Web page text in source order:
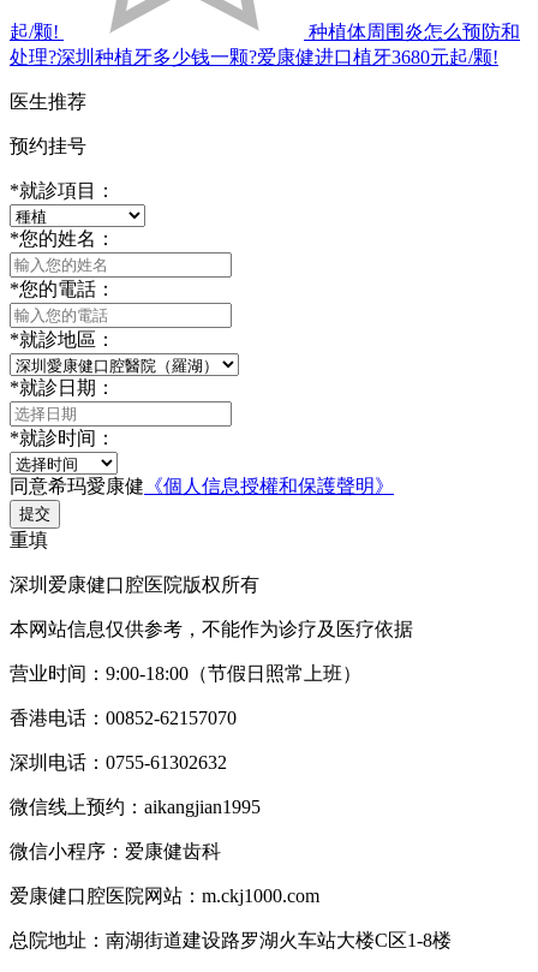
起/颗!
种植体周围炎怎么预防和
处理?深圳种植牙多少钱一颗?爱康健进口植牙3680元起/颗!
医生推荐
预约挂号
*就診項目：
*您的姓名：
*您的電話：
*就診地區：
*就診日期：
*就診时间：
同意希玛愛康健 《個人信息授權和保護聲明》
提交
重填
深圳爱康健口腔医院版权所有
本网站信息仅供参考，不能作为诊疗及医疗依据
营业时间：9:00-18:00（节假日照常上班）
香港电话：00852-62157070
深圳电话：0755-61302632
微信线上预约：aikangjian1995
微信小程序：爱康健齿科
爱康健口腔医院网站：m.ckj1000.com
总院地址：南湖街道建设路罗湖火车站大楼C区1-8楼